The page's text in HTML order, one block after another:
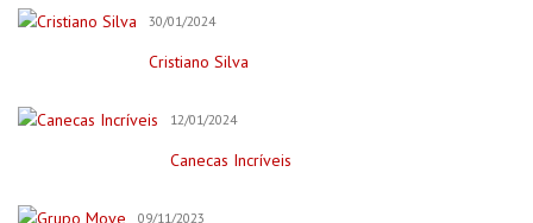
Bolos
Decorações e Espaços
Fitness
30/01/2024
Cristiano Silva
12/01/2024
Canecas Incríveis
09/11/2023